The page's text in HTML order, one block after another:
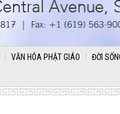
VĂN HÓA PHẬT GIÁO ĐỜI